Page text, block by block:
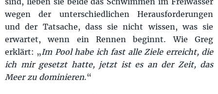
wegen der unterschiedlichen Herausforderungen
und der Tatsache, dass sie nicht wissen, was sie
erwartet, wenn ein Rennen beginnt. Wie Greg
erklärt: „Im Pool habe ich fast alle Ziele erreicht, die
ich mir gesetzt hatte, jetzt ist es an der Zeit, das
Meer zu dominieren.“